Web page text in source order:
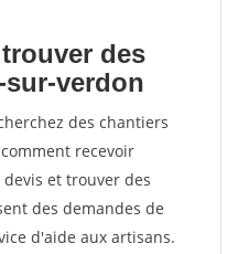
des
verdon
des chantiers
recevoir
et trouver des
des demandes de
d'aide aux artisans.